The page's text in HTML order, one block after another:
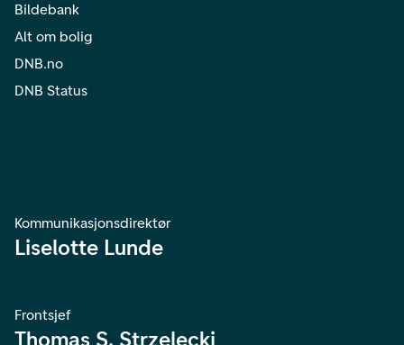
Bildebank
Alt om bolig
DNB.no
DNB Status
Kommunikasjonsdirektør
Liselotte Lunde
Frontsjef
Thomas S. Strzelecki